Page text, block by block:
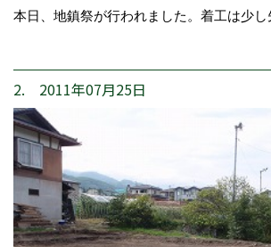
本日、地鎮祭が行われました。着工は少し
2. 2011年07月25日